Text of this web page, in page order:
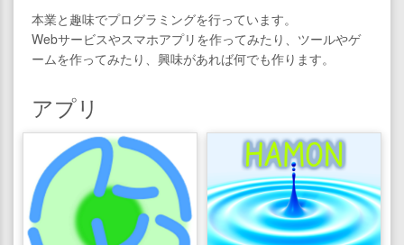
本業と趣味でプログラミングを行っています。
Webサービスやスマホアプリを作ってみたり、ツールやゲ
ームを作ってみたり、興味があれば何でも作ります。
アプリ